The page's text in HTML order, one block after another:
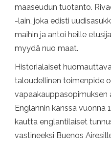
maaseudun tuotanto.
-lain, joka edisti
maihin ja antoi heille
myydä nuo maat.
Historialaiset
taloudellinen toimenpide
vapaakauppasopimuksen
Englannin kanssa vuonna
kautta englantilaiset
vastineeksi Buenos